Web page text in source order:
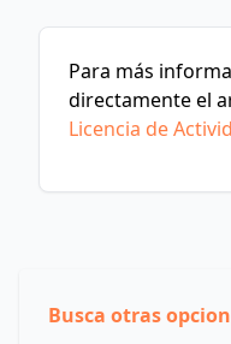
Para más
directamente el
Licencia de
Busca otras